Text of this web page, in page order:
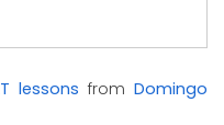
lessons from Domingo